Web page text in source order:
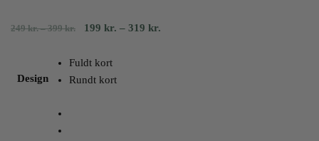
249kr. – 399kr. Prisinterval:
til
399
199 kr. – 319 kr.
Design
Fuldt kort
Rundt kort